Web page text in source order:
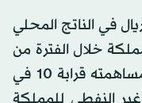
بـ910 مليارات ريال في الناتج المحلي
خلال الفترة من
عام 2021 إلى عام 2024، لتصل مساهمته قرابة 10 في